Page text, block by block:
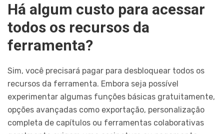
Há algum custo para acessar
todos os recursos da
ferramenta?
Sim, você precisará pagar para desbloquear todos os
recursos da ferramenta. Embora seja possível
experimentar algumas funções básicas gratuitamente,
opções avançadas como exportação, personalização
completa de capítulos ou ferramentas colaborativas